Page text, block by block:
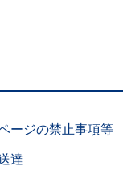
ージの禁止事項等
達